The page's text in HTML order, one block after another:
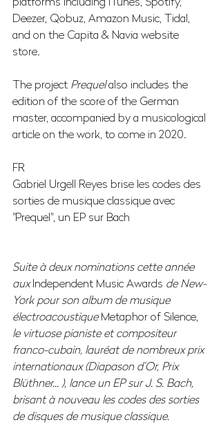
Deezer, Qobuz, Amazon Music, Tidal,
and on the Capita & Navia website
store.
The project Prequel also includes the
edition of the score of the German
master, accompanied by a musicological
article on the work, to come in 2020.
FR
Gabriel Urgell Reyes brise les codes des
sorties de musique classique avec
"Prequel", un EP sur Bach
Suite à deux nominations cette année
aux Independent Music Awards de New-
York pour son album de musique
électroacoustique Metaphor of Silence,
le virtuose pianiste et compositeur
franco-cubain, lauréat de nombreux prix
internationaux (Diapason d’Or, Prix
Blüthner... ), lance un EP sur J. S. Bach,
brisant à nouveau les codes des sorties
de disques de musique classique.